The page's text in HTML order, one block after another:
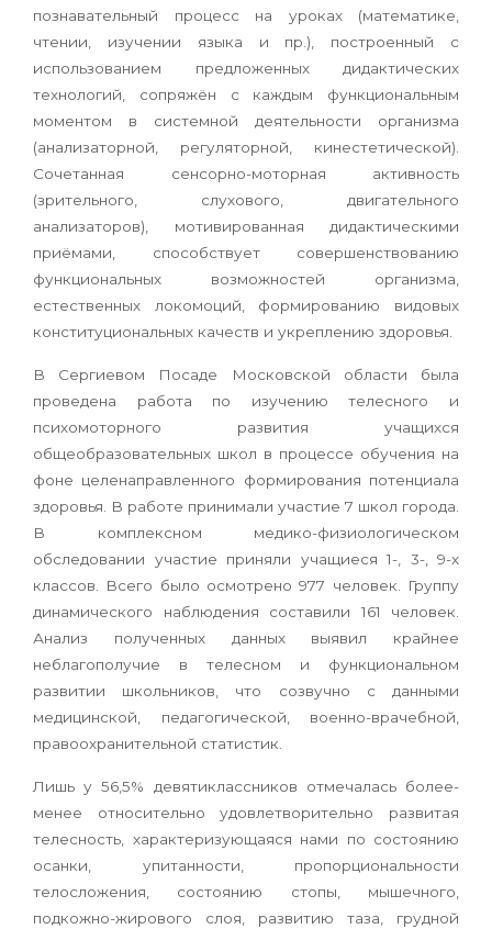
познавательный процесс на уроках (математике,
чтении, изучении языка и пр.), построенный с
использованием предложенных дидактических
технологий, сопряжён с каждым функциональным
моментом в системной деятельности организма
(анализаторной, регуляторной, кинестетической).
Сочетанная сенсорно-моторная активность
(зрительного, слухового, двигательного
анализаторов), мотивированная дидактическими
приёмами, способствует совершенствованию
функциональных возможностей организма,
естественных локомоций, формированию видовых
конституциональных качеств и укреплению здоровья.
В Сергиевом Посаде Московской области была
проведена работа по изучению телесного и
психомоторного развития учащихся
общеобразовательных школ в процессе обучения на
фоне целенаправленного формирования потенциала
здоровья. В работе принимали участие 7 школ города.
В комплексном медико-физиологическом
обследовании участие приняли учащиеся 1-, 3-, 9-х
классов. Всего было осмотрено 977 человек. Группу
динамического наблюдения составили 161 человек.
Анализ полученных данных выявил крайнее
неблагополучие в телесном и функциональном
развитии школьников, что созвучно с данными
медицинской, педагогической, военно-врачебной,
правоохранительной статистик.
Лишь у 56,5% девятиклассников отмечалась более-
менее относительно удовлетворительно развитая
телесность, характеризующаяся нами по состоянию
осанки, упитанности, пропорциональности
телосложения, состоянию стопы, мышечного,
подкожно-жирового слоя, развитию таза, грудной